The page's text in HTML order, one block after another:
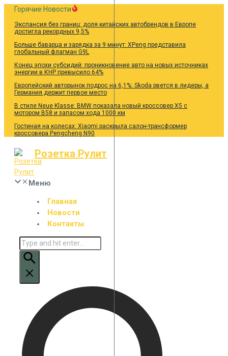
Перейти
содержанию
Горячие Новости
Экспансия без границ: доля китайских автобрендов в Европе
достигла рекордных 9,5%
Больше баварца и зарядка за 9 минут: XPeng представила
глобальный флагман G9L
Конец эпохи субсидий: проникновение авто на новых источниках
энергии в КНР превысило 64%
Европейский авторынок подрос на 6,1%: Skoda рвется в лидеры, а
Германия держит первое место
В стиле Neue Klasse: BMW показала новый кроссовер X5 с
мотором B58 и запасом хода 1000 км
Гостиная на колесах: Xiaomi раскрыла салон-трансформер
кроссовера Pengcheng N90
Розетка Рулит
Меню
Главная
Новости
Контакты
Искать: